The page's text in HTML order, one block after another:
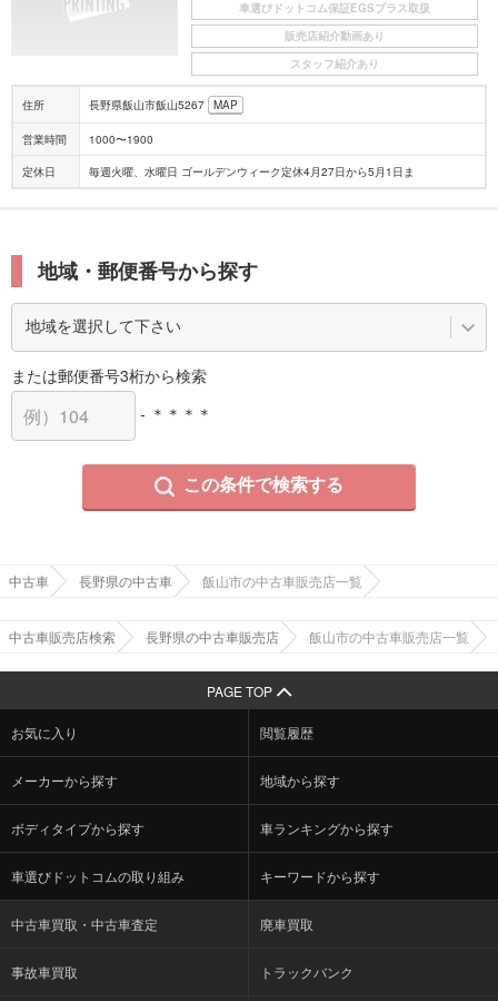
車選びドットコム保証EGSプラス取扱
販売店紹介動画あり
スタッフ紹介あり
住所 長野県飯山市飯山5267 MAP
営業時間 1000〜1900
定休日 毎週火曜、水曜日 ゴールデンウィーク定休4月27日から5月1日ま
地域・郵便番号から探す
または郵便番号3桁から検索
- ＊＊＊＊
この条件で検索する
中古車 長野県の中古車 飯山市の中古車販売店一覧
中古車販売店検索 長野県の中古車販売店 飯山市の中古車販売店一覧
PAGE TOP
お気に入り 閲覧履歴
メーカーから探す 地域から探す
ボディタイプから探す 車ランキングから探す
車選びドットコムの取り組み キーワードから探す
中古車買取・中古車査定 廃車買取
事故車買取 トラックバンク